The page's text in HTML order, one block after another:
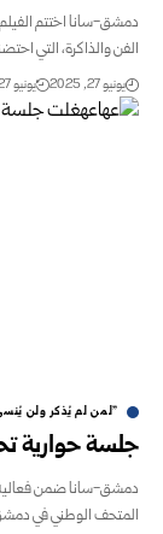
دمشق-سانا اختتم
الفن والذاكرة، التي
يونيو 27, 2025 يونيو 27, 2025
"لمن لم يُذكر ولن
جلسة حوارية
دمشق-سانا ضمن فعالية
المتحف الوطني في